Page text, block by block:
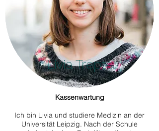
Livia Trepte
Kassenwartung
Ich bin Livia und studiere Medizin an der
Universität Leipzig. Nach der Schule